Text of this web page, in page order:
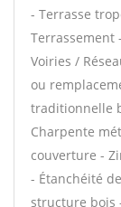
- Terrasse
Terrassement
Voiries /
ou
traditionnelle
Charpente
couverture -
- Étanchéité
structure bois